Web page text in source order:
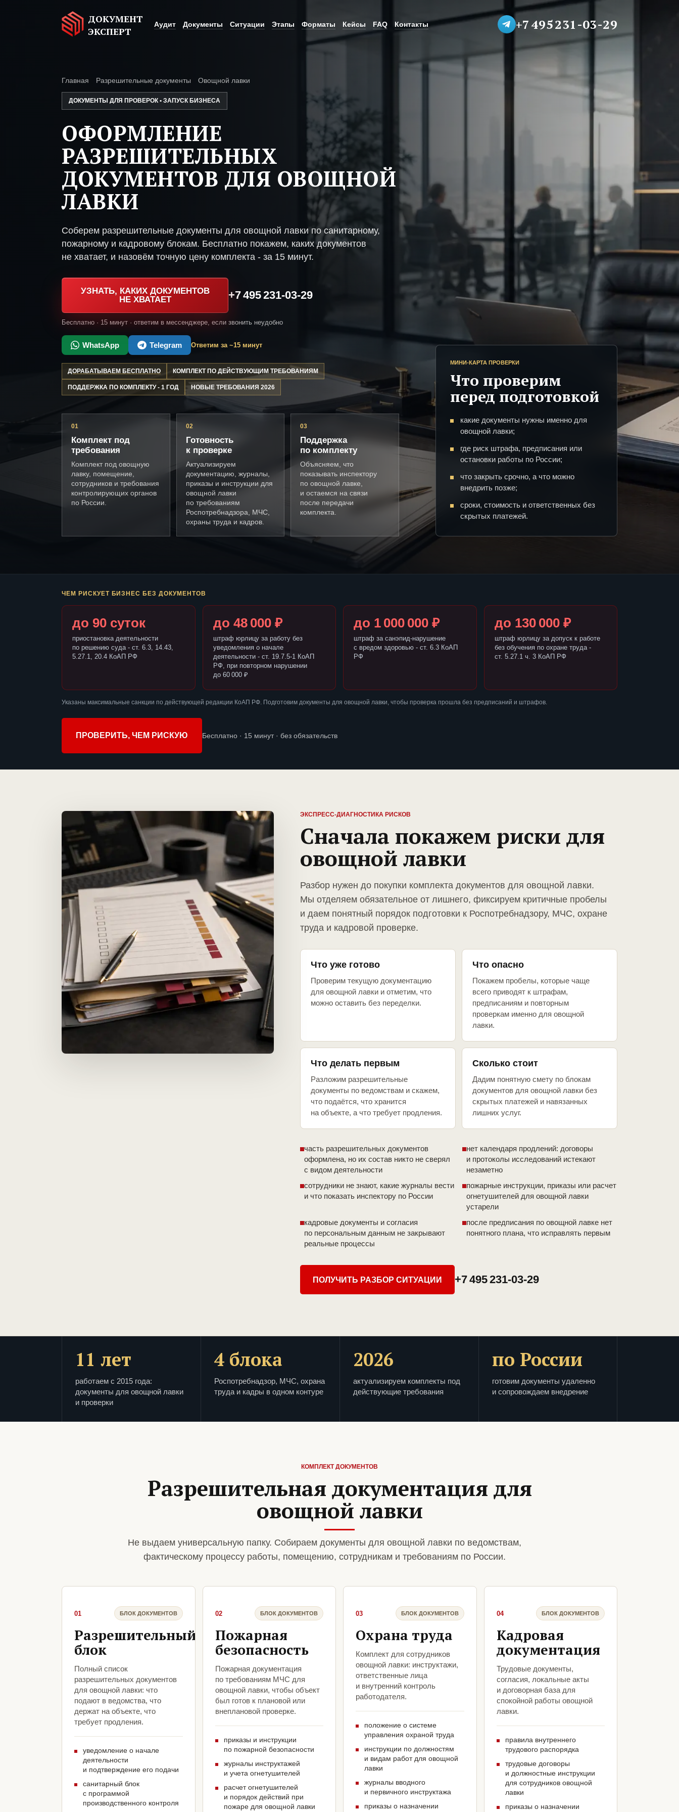
ДОКУМЕНТ
ЭКСПЕРТ
Аудит Документы Ситуации Этапы Форматы Кейсы FAQ Контакты +7 495 231-03-29
Главная Разрешительные документы Овощной лавки
ДОКУМЕНТЫ ДЛЯ ПРОВЕРОК • ЗАПУСК БИЗНЕСА
ОФОРМЛЕНИЕ
РАЗРЕШИТЕЛЬНЫХ
ДОКУМЕНТОВ ДЛЯ ОВОЩНОЙ
ЛАВКИ
Соберем разрешительные документы для овощной лавки по санитарному,
пожарному и кадровому блокам. Бесплатно покажем, каких документов
не хватает, и назовём точную цену комплекта - за 15 минут.
УЗНАТЬ, КАКИХ ДОКУМЕНТОВ
НЕ ХВАТАЕТ
+7 495 231-03-29
Бесплатно · 15 минут · ответим в мессенджере, если звонить неудобно
WhatsApp Telegram Ответим за ~15 минут
ДОРАБАТЫВАЕМ БЕСПЛАТНО КОМПЛЕКТ ПО ДЕЙСТВУЮЩИМ ТРЕБОВАНИЯМ
ПОДДЕРЖКА ПО КОМПЛЕКТУ - 1 ГОД НОВЫЕ ТРЕБОВАНИЯ 2026
01
Комплект под
требования
Комплект под овощную
лавку, помещение,
сотрудников и требования
контролирующих органов
по России.
02
Готовность
к проверке
Актуализируем
документацию, журналы,
приказы и инструкции для
овощной лавки
по требованиям
Роспотребнадзора, МЧС,
охраны труда и кадров.
03
Поддержка
по комплекту
Объясняем, что
показывать инспектору
по овощной лавке,
и остаемся на связи
после передачи
комплекта.
МИНИ-КАРТА ПРОВЕРКИ
Что проверим
перед подготовкой
какие документы нужны именно для
овощной лавки;
где риск штрафа, предписания или
остановки работы по России;
что закрыть срочно, а что можно
внедрить позже;
сроки, стоимость и ответственных без
скрытых платежей.
ЧЕМ РИСКУЕТ БИЗНЕС БЕЗ ДОКУМЕНТОВ
до 90 суток
приостановка деятельности
по решению суда - ст. 6.3, 14.43,
5.27.1, 20.4 КоАП РФ
до 48 000 ₽
штраф юрлицу за работу без
уведомления о начале
деятельности - ст. 19.7.5-1 КоАП
РФ, при повторном нарушении
до 60 000 ₽
до 1 000 000 ₽
штраф за санэпид-нарушение
с вредом здоровью - ст. 6.3 КоАП
РФ
до 130 000 ₽
штраф юрлицу за допуск к работе
без обучения по охране труда -
ст. 5.27.1 ч. 3 КоАП РФ
Указаны максимальные санкции по действующей редакции КоАП РФ. Подготовим документы для овощной лавки, чтобы проверка прошла без предписаний и штрафов.
ПРОВЕРИТЬ, ЧЕМ РИСКУЮ Бесплатно · 15 минут · без обязательств
ЭКСПРЕСС-ДИАГНОСТИКА РИСКОВ
Сначала покажем риски для
овощной лавки
Разбор нужен до покупки комплекта документов для овощной лавки.
Мы отделяем обязательное от лишнего, фиксируем критичные пробелы
и даем понятный порядок подготовки к Роспотребнадзору, МЧС, охране
труда и кадровой проверке.
Что уже готово
Проверим текущую документацию
для овощной лавки и отметим, что
можно оставить без переделки.
Что опасно
Покажем пробелы, которые чаще
всего приводят к штрафам,
предписаниям и повторным
проверкам именно для овощной
лавки.
Что делать первым
Разложим разрешительные
документы по ведомствам и скажем,
что подаётся, что хранится
на объекте, а что требует продления.
Сколько стоит
Дадим понятную смету по блокам
документов для овощной лавки без
скрытых платежей и навязанных
лишних услуг.
часть разрешительных документов
оформлена, но их состав никто не сверял
с видом деятельности
нет календаря продлений: договоры
и протоколы исследований истекают
незаметно
сотрудники не знают, какие журналы вести
и что показать инспектору по России
пожарные инструкции, приказы или расчет
огнетушителей для овощной лавки
устарели
кадровые документы и согласия
по персональным данным не закрывают
реальные процессы
после предписания по овощной лавке нет
понятного плана, что исправлять первым
ПОЛУЧИТЬ РАЗБОР СИТУАЦИИ +7 495 231-03-29
11 лет
работаем с 2015 года:
документы для овощной лавки
и проверки
4 блока
Роспотребнадзор, МЧС, охрана
труда и кадры в одном контуре
2026
актуализируем комплекты под
действующие требования
по России
готовим документы удаленно
и сопровождаем внедрение
КОМПЛЕКТ ДОКУМЕНТОВ
Разрешительная документация для
овощной лавки
Не выдаем универсальную папку. Собираем документы для овощной лавки по ведомствам,
фактическому процессу работы, помещению, сотрудникам и требованиям по России.
01 БЛОК ДОКУМЕНТОВ
Разрешительный
блок
Полный список
разрешительных документов
для овощной лавки: что
подают в ведомства, что
держат на объекте, что
требует продления.
уведомление о начале
деятельности
и подтверждение его подачи
санитарный блок
с программой
производственного контроля
02 БЛОК ДОКУМЕНТОВ
Пожарная
безопасность
Пожарная документация
по требованиям МЧС для
овощной лавки, чтобы объект
был готов к плановой или
внеплановой проверке.
приказы и инструкции
по пожарной безопасности
журналы инструктажей
и учета огнетушителей
расчет огнетушителей
и порядок действий при
пожаре для овощной лавки
03 БЛОК ДОКУМЕНТОВ
Охрана труда
Комплект для сотрудников
овощной лавки: инструктажи,
ответственные лица
и внутренний контроль
работодателя.
положение о системе
управления охраной труда
инструкции по должностям
и видам работ для овощной
лавки
журналы вводного
и первичного инструктажа
приказы о назначении
04 БЛОК ДОКУМЕНТОВ
Кадровая
документация
Трудовые документы,
согласия, локальные акты
и договорная база для
спокойной работы овощной
лавки.
правила внутреннего
трудового распорядка
трудовые договоры
и должностные инструкции
для сотрудников овощной
лавки
приказы о назначении